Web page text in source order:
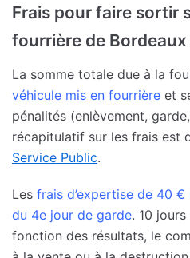
Frais pour faire sortir
fourrière de Bordeaux
La somme totale due à la
véhicule mis en fourrière et
pénalités (enlèvement,
récapitulatif sur les frais est
Service Public.
Les frais d’expertise de 40 €
du 4e jour de garde. 10 jours
fonction des résultats, le